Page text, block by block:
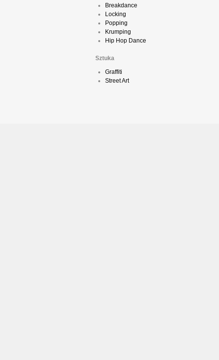
Breakdance
Locking
Popping
Krumping
Hip Hop Dance
Sztuka
Graffiti
Street Art